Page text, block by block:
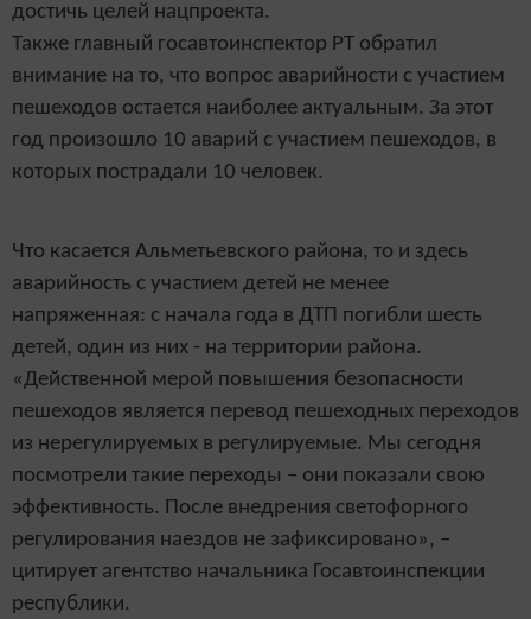
достичь целей нацпроекта.
Также главный госавтоинспектор РТ обратил
внимание на то, что вопрос аварийности с участием
пешеходов остается наиболее актуальным. За этот
год произошло 10 аварий с участием пешеходов, в
которых пострадали 10 человек.
Что касается Альметьевского района, то и здесь
аварийность с участием детей не менее
напряженная: с начала года в ДТП погибли шесть
детей, один из них - на территории района.
«Действенной мерой повышения безопасности
пешеходов является перевод пешеходных переходов
из нерегулируемых в регулируемые. Мы сегодня
посмотрели такие переходы – они показали свою
эффективность. После внедрения светофорного
регулирования наездов не зафиксировано», –
цитирует агентство начальника Госавтоинспекции
республики.